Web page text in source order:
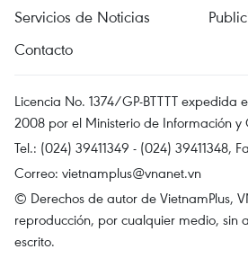
Servicios de Noticias
Contacto
Licencia No. 1374/GP-BTTTT expedida
2008 por el Ministerio de Información y
Tel.: (024) 39411349 - (024) 39411348,
Correo: vietnamplus@vnanet.vn
© Derechos de autor de VietnamPlus,
reproducción, por cualquier medio, sin
escrito.